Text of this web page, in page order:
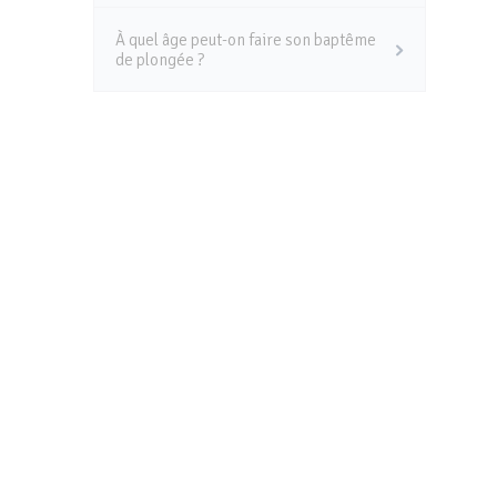
À quel âge peut-on faire son baptême
de plongée ?